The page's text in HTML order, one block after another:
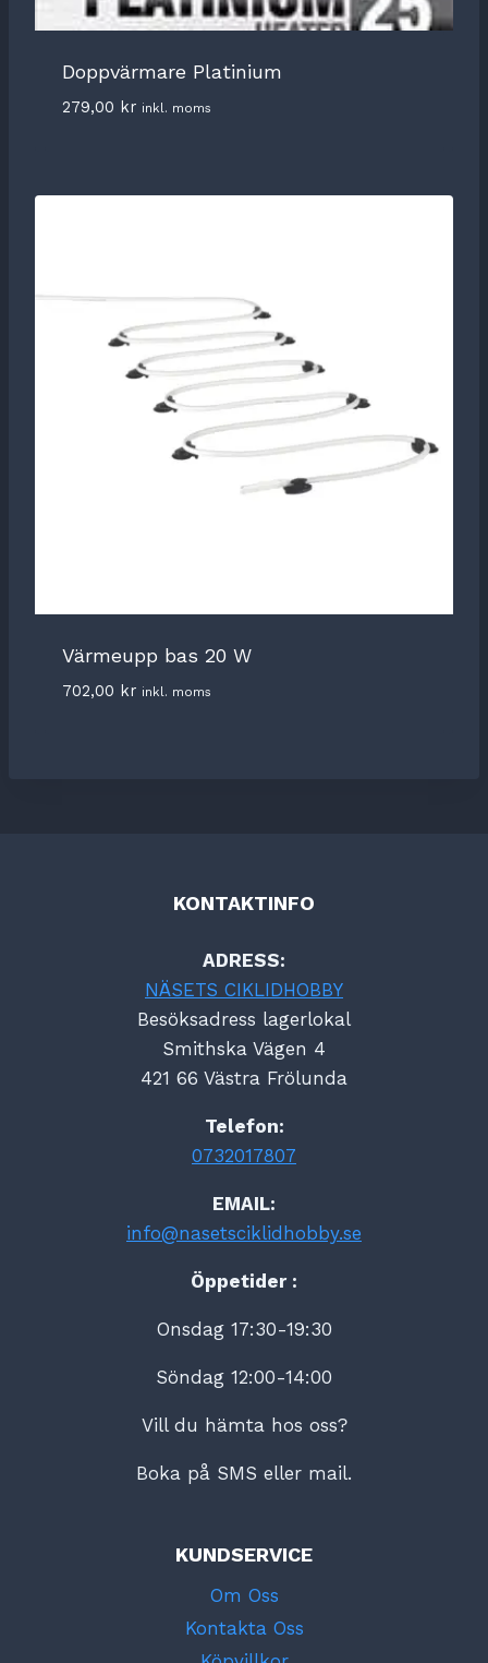
Doppvärmare Platinium
279,00 kr inkl. moms
Värmeupp bas 20 W
702,00 kr inkl. moms
KONTAKTINFO
ADRESS:
NÄSETS CIKLIDHOBBY
Besöksadress lagerlokal
Smithska Vägen 4
421 66 Västra Frölunda
Telefon:
0732017807
EMAIL:
info@nasetsciklidhobby.se
Öppetider :
Onsdag 17:30-19:30
Söndag 12:00-14:00
Vill du hämta hos oss?
Boka på SMS eller mail.
KUNDSERVICE
Om Oss
Kontakta Oss